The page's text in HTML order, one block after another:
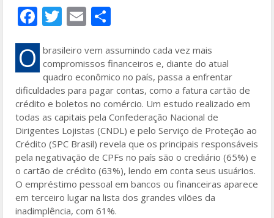
F
ac
e
b
o
o
k
T
w
itt
er
E
m
ai
l
ar
e
O
brasileiro vem assumindo cada vez mais
compromissos financeiros e, diante do atual
quadro econômico no país, passa a enfrentar
dificuldades para pagar contas, como a fatura cartão de
crédito e boletos no comércio. Um estudo realizado em
todas as capitais pela Confederação Nacional de
Dirigentes Lojistas (CNDL) e pelo Serviço de Proteção ao
Crédito (SPC Brasil) revela que os principais responsáveis
pela negativação de CPFs no país são o crediário (65%) e
o cartão de crédito (63%), lendo em conta seus usuários.
O empréstimo pessoal em bancos ou financeiras aparece
em terceiro lugar na lista dos grandes vilões da
inadimplência, com 61%.